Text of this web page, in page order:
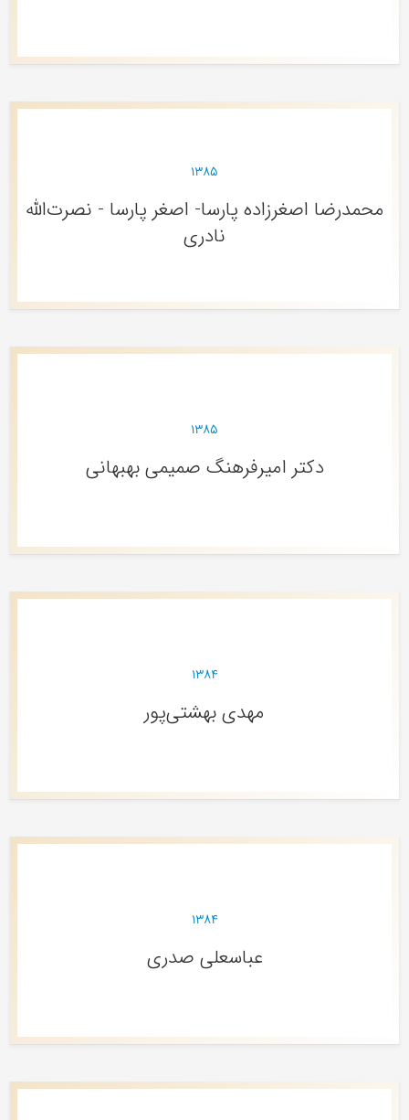
۱۳۸۵
محمدرضا اصغرزاده پارسا- اصغر پارسا - نصرت‌الله
نادری
۱۳۸۵
دکتر امیرفرهنگ صمیمی بهبهانی
۱۳۸۴
مهدی بهشتی‌پور
۱۳۸۴
عباسعلی صدری